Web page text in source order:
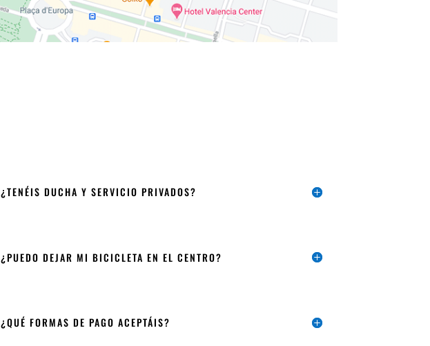
¿TENÉIS DUCHA Y SERVICIO PRIVADOS?
¿PUEDO DEJAR MI BICICLETA EN EL CENTRO?
¿QUÉ FORMAS DE PAGO ACEPTÁIS?